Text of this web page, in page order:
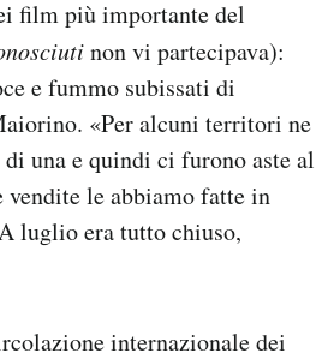
film più importante del
non vi partecipava):
e fummo subissati di
«Per alcuni territori ne
di una e quindi ci furono aste al
le abbiamo fatte in
luglio era tutto chiuso,
internazionale dei